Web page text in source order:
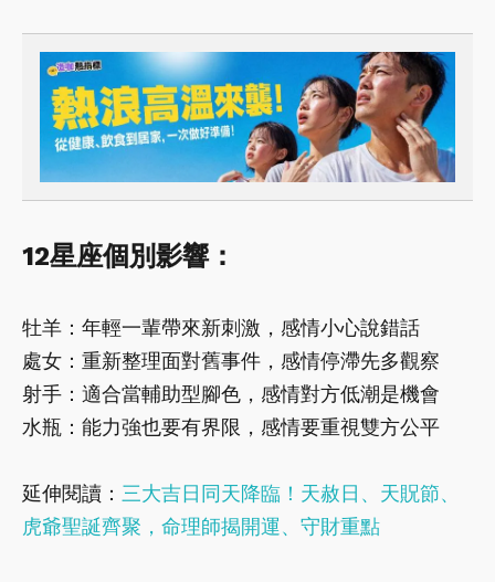
12星座個別影響：
牡羊：年輕一輩帶來新刺激，感情小心說錯話
處女：重新整理面對舊事件，感情停滯先多觀察
射手：適合當輔助型腳色，感情對方低潮是機會
水瓶：能力強也要有界限，感情要重視雙方公平
延伸閱讀： 三大吉日同天降臨！天赦日、天貺節、
虎爺聖誕齊聚，命理師揭開運、守財重點